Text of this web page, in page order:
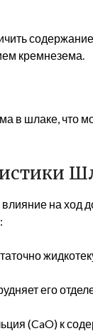
кремнезема.
в шлаке, что
на ход
его
(CaO) к